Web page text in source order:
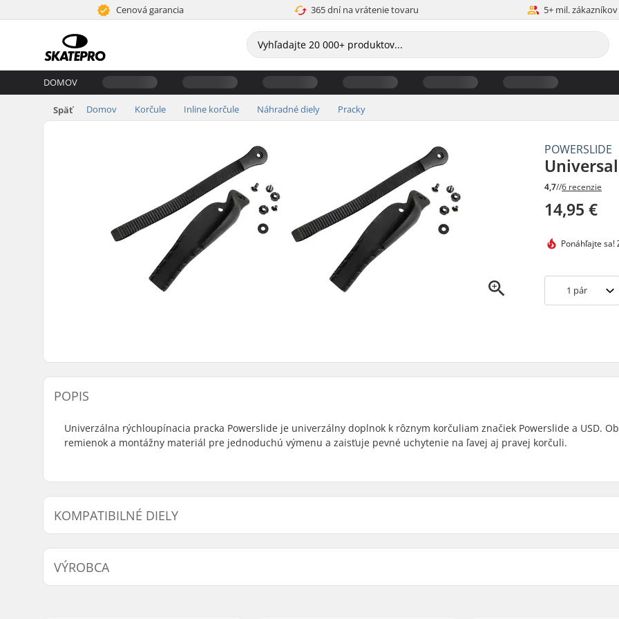
Cenová garancia 365 dní na vrátenie tovaru 5+ mil. zákazníkov
DOMOV
Späť Domov Korčule Inline korčule Náhradné diely Pracky
POWERSLIDE
4,7//6 recenzie
14,95 €
Ponáhľajte sa!
1 pár
POPIS
Univerzálna rýchloupínacia pracka Powerslide je univerzálny doplnok k rôznym korčuliam značiek Powerslide a USD.
remienok a montážny materiál pre jednoduchú výmenu a zaisťuje pevné uchytenie na ľavej aj pravej korčuli.
KOMPATIBILNÉ DIELY
Nájsť produkty kompatibilné s Powerslide Universal Speed Buckle:
VÝROBCA